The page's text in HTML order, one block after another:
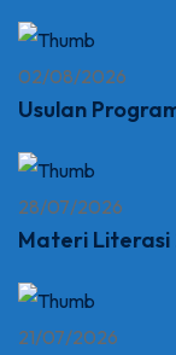
02/08/2026
Usulan
28/07/2026
Materi Literasi
21/07/2026